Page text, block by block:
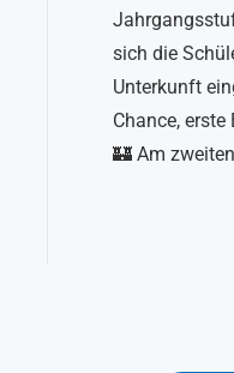
sich die
Unterkunft
Chance,
🏰 Am